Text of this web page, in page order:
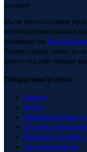
условия!
Мы не просто создаем
нестандартные заказы в
производства. Всегда
Звоните прямо сейчас по
проект под собственные
Продукция/услуги
Каталог
Услуги
Комплектовочные
Системы с
Выкатные системы E-
Система Каракури